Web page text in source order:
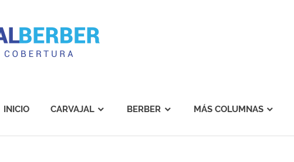
INICIO CARVAJAL BERBER MÁS COLUMNAS